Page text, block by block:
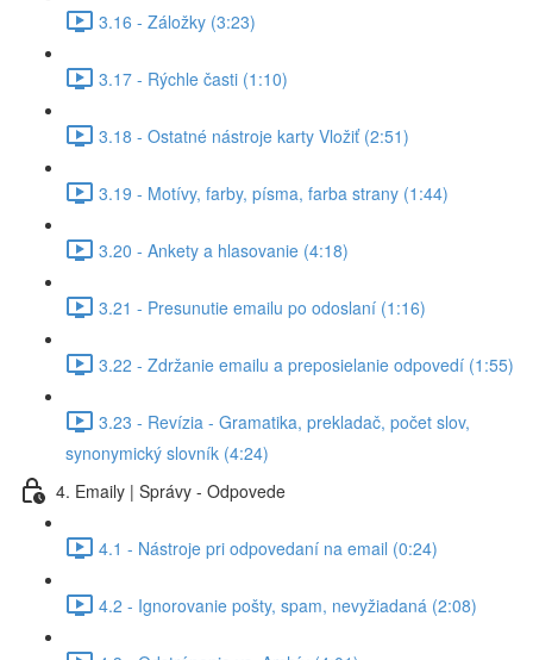
3.16 - Záložky (3:23)
3.17 - Rýchle časti (1:10)
3.18 - Ostatné nástroje karty Vložiť (2:51)
3.19 - Motívy, farby, písma, farba strany (1:44)
3.20 - Ankety a hlasovanie (4:18)
3.21 - Presunutie emailu po odoslaní (1:16)
3.22 - Zdržanie emailu a preposielanie odpovedí (1:55)
3.23 - Revízia - Gramatika, prekladač, počet slov,
synonymický slovník (4:24)
4. Emaily | Správy - Odpovede
4.1 - Nástroje pri odpovedaní na email (0:24)
4.2 - Ignorovanie pošty, spam, nevyžiadaná (2:08)